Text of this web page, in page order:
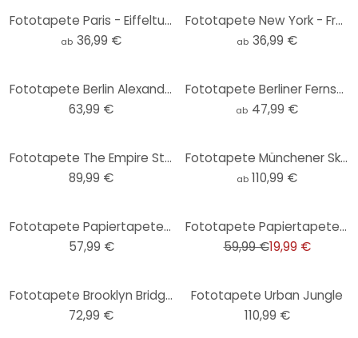
Fototapete Paris - Eiffelturm - Schwarz-Weiß - Love your City
ab 36,99 €
Fototapete New York - Freiheitsstatue - Love your City
ab 36,99 €
Fototapete Berlin Alexanderplatz - 144x260 cm
63,99 €
Fototapete Berliner Fernsehturm Panorama
ab 47,99 €
Fototapete The Empire State Building - 240x260 cm
89,99 €
Fototapete Münchener Skyline Panorama
ab 110,99 €
Fototapete Papiertapete NYC Black And White
57,99 €
Fototapete Papiertapete La Tour Eiffel - 183x254 c
59,99 €19,99 €
Fototapete Brooklyn Bridge
72,99 €
Fototapete Urban Jungle
110,99 €